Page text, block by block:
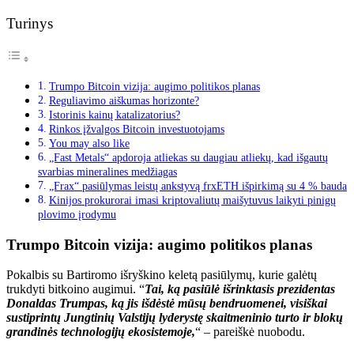
Turinys
Trumpo Bitcoin vizija: augimo politikos planas
Reguliavimo aiškumas horizonte?
Istorinis kainų katalizatorius?
Rinkos įžvalgos Bitcoin investuotojams
You may also like
„Fast Metals“ apdoroja atliekas su daugiau atliekų, kad išgautų
svarbias mineralines medžiagas
„Frax“ pasiūlymas leistų ankstyvą frxETH išpirkimą su 4 % bauda
Kinijos prokurorai imasi kriptovaliutų maišytuvus laikyti pinigų
plovimo įrodymu
Trumpo Bitcoin vizija: augimo politikos planas
Pokalbis su Bartiromo išryškino keletą pasiūlymų, kurie galėtų
trukdyti bitkoino augimui. “Tai, ką pasiūlė išrinktasis prezidentas
Donaldas Trumpas, ką jis išdėstė mūsų bendruomenei, visiškai
sustiprintų Jungtinių Valstijų lyderystę skaitmeninio turto ir blokų
grandinės technologijų ekosistemoje,“ – pareiškė nuobodu.